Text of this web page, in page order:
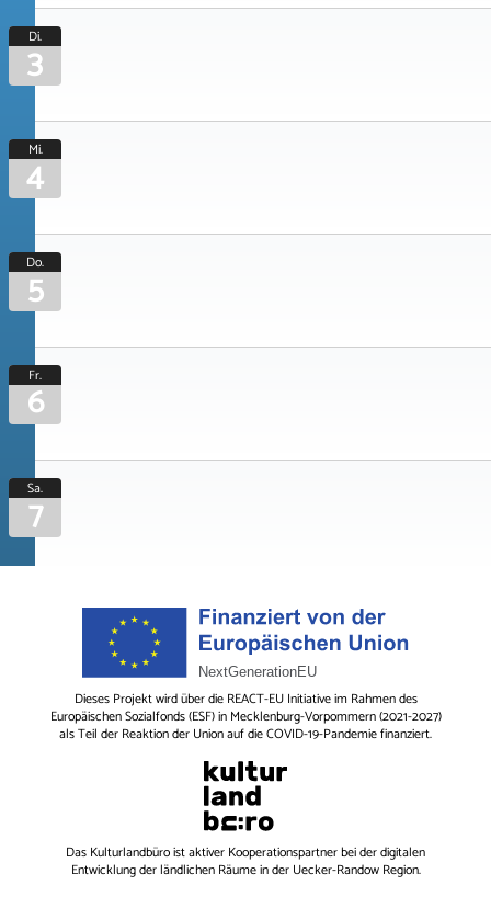
Di.
3
Mi.
4
Do.
5
Fr.
6
Sa.
7
Dieses Projekt wird über die REACT-EU Initiative im Rahmen des
Europäischen Sozialfonds (ESF) in Mecklenburg-Vorpommern (2021-2027)
als Teil der Reaktion der Union auf die COVID-19-Pandemie finanziert.
Das Kulturlandbüroist aktiver Kooperationspartner bei der digitalen
Entwicklung der ländlichen Räume in der Uecker-Randow Region.